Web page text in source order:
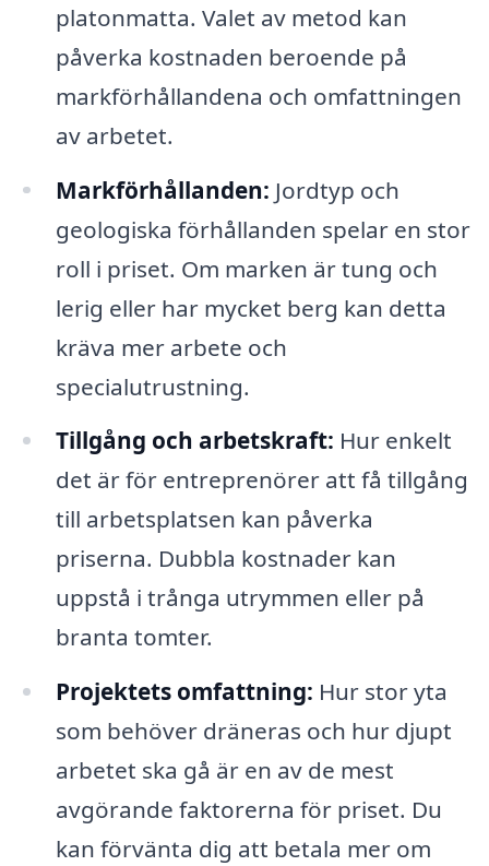
platonmatta. Valet av metod kan
påverka kostnaden beroende på
markförhållandena och omfattningen
av arbetet.
Markförhållanden: Jordtyp och
geologiska förhållanden spelar en stor
roll i priset. Om marken är tung och
lerig eller har mycket berg kan detta
kräva mer arbete och
specialutrustning.
Tillgång och arbetskraft: Hur enkelt
det är för entreprenörer att få tillgång
till arbetsplatsen kan påverka
priserna. Dubbla kostnader kan
uppstå i trånga utrymmen eller på
branta tomter.
Projektets omfattning: Hur stor yta
som behöver dräneras och hur djupt
arbetet ska gå är en av de mest
avgörande faktorerna för priset. Du
kan förvänta dig att betala mer om